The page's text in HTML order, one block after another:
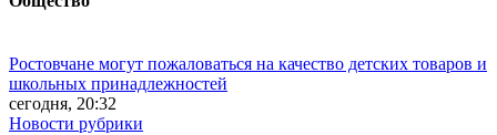
Ростовчане могут пожаловаться на качество детских товаров и
школьных принадлежностей
сегодня, 20:32
Новости рубрики